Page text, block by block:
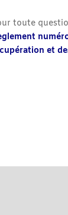
toute
et